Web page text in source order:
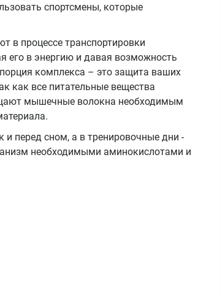
спортсмены, которые
в процессе транспортировки
его в энергию и давая возможность
комплекса – это защита ваших
как все питательные вещества
мышечные волокна необходимым
и перед сном, а в тренировочные дни -
необходимыми аминокислотами и